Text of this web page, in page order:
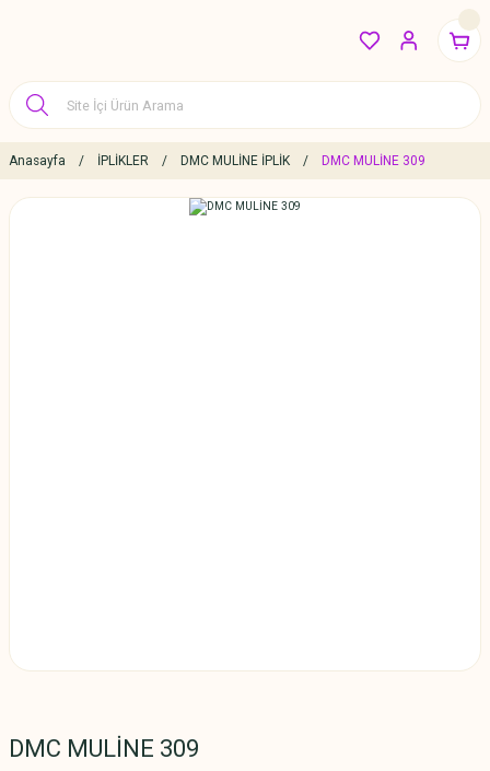
Anasayfa İPLİKLER DMC MULİNE İPLİK DMC MULİNE 309
DMC MULİNE 309